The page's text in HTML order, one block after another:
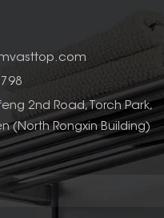
2nd Road, Torch Park,
(North Rongxin Building)